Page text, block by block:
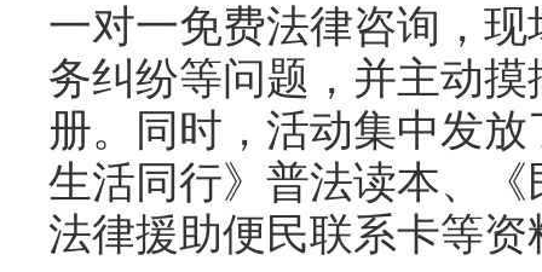
一对一免费法律咨询，
务纠纷等问题，并主动
册。同时，活动集中发
生活同行》普法读本、
法律援助便民联系卡等资